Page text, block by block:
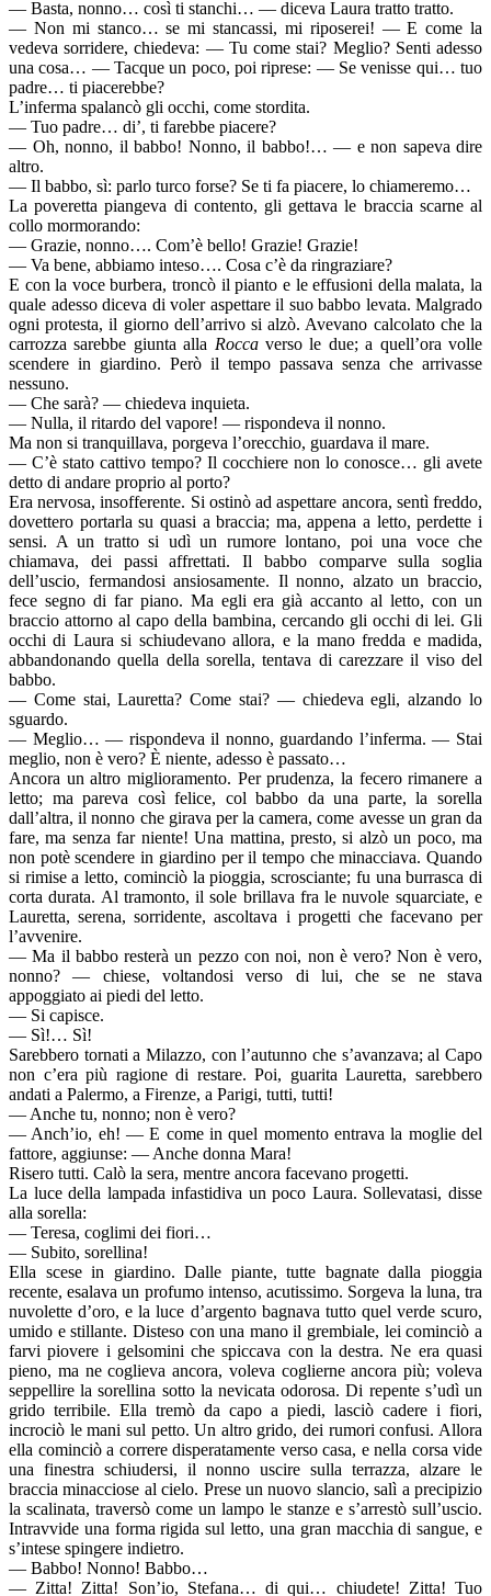
— Basta, nonno… così ti stanchi… — diceva Laura tratto tratto.
— Non mi stanco… se mi stancassi, mi riposerei! — E come la
vedeva sorridere, chiedeva: — Tu come stai? Meglio? Senti adesso
una cosa… — Tacque un poco, poi riprese: — Se venisse qui… tuo
padre… ti piacerebbe?
L’inferma spalancò gli occhi, come stordita.
— Tuo padre… di’, ti farebbe piacere?
— Oh, nonno, il babbo! Nonno, il babbo!… — e non sapeva dire
altro.
— Il babbo, sì: parlo turco forse? Se ti fa piacere, lo chiameremo…
La poveretta piangeva di contento, gli gettava le braccia scarne al
collo mormorando:
— Grazie, nonno…. Com’è bello! Grazie! Grazie!
— Va bene, abbiamo inteso…. Cosa c’è da ringraziare?
E con la voce burbera, troncò il pianto e le effusioni della malata, la
quale adesso diceva di voler aspettare il suo babbo levata. Malgrado
ogni protesta, il giorno dell’arrivo si alzò. Avevano calcolato che la
carrozza sarebbe giunta alla Roccaverso le due; a quell’ora volle
scendere in giardino. Però il tempo passava senza che arrivasse
nessuno.
— Che sarà? — chiedeva inquieta.
— Nulla, il ritardo del vapore! — rispondeva il nonno.
Ma non si tranquillava, porgeva l’orecchio, guardava il mare.
— C’è stato cattivo tempo? Il cocchiere non lo conosce… gli avete
detto di andare proprio al porto?
Era nervosa, insofferente. Si ostinò ad aspettare ancora, sentì freddo,
dovettero portarla su quasi a braccia; ma, appena a letto, perdette i
sensi. A un tratto si udì un rumore lontano, poi una voce che
chiamava, dei passi affrettati. Il babbo comparve sulla soglia
dell’uscio, fermandosi ansiosamente. Il nonno, alzato un braccio,
fece segno di far piano. Ma egli era già accanto al letto, con un
braccio attorno al capo della bambina, cercando gli occhi di lei. Gli
occhi di Laura si schiudevano allora, e la mano fredda e madida,
abbandonando quella della sorella, tentava di carezzare il viso del
babbo.
— Come stai, Lauretta? Come stai? — chiedeva egli, alzando lo
sguardo.
— Meglio… — rispondeva il nonno, guardando l’inferma. — Stai
meglio, non è vero? È niente, adesso è passato…
Ancora un altro miglioramento. Per prudenza, la fecero rimanere a
letto; ma pareva così felice, col babbo da una parte, la sorella
dall’altra, il nonno che girava per la camera, come avesse un gran da
fare, ma senza far niente! Una mattina, presto, si alzò un poco, ma
non potè scendere in giardino per il tempo che minacciava. Quando
si rimise a letto, cominciò la pioggia, scrosciante; fu una burrasca di
corta durata. Al tramonto, il sole brillava fra le nuvole squarciate, e
Lauretta, serena, sorridente, ascoltava i progetti che facevano per
l’avvenire.
— Ma il babbo resterà un pezzo con noi, non è vero? Non è vero,
nonno? — chiese, voltandosi verso di lui, che se ne stava
appoggiato ai piedi del letto.
— Si capisce.
— Sì!… Sì!
Sarebbero tornati a Milazzo, con l’autunno che s’avanzava; al Capo
non c’era più ragione di restare. Poi, guarita Lauretta, sarebbero
andati a Palermo, a Firenze, a Parigi, tutti, tutti!
— Anche tu, nonno; non è vero?
— Anch’io, eh! — E come in quel momento entrava la moglie del
fattore, aggiunse: — Anche donna Mara!
Risero tutti. Calò la sera, mentre ancora facevano progetti.
La luce della lampada infastidiva un poco Laura. Sollevatasi, disse
alla sorella:
— Teresa, coglimi dei fiori…
— Subito, sorellina!
Ella scese in giardino. Dalle piante, tutte bagnate dalla pioggia
recente, esalava un profumo intenso, acutissimo. Sorgeva la luna, tra
nuvolette d’oro, e la luce d’argento bagnava tutto quel verde scuro,
umido e stillante. Disteso con una mano il grembiale, lei cominciò a
farvi piovere i gelsomini che spiccava con la destra. Ne era quasi
pieno, ma ne coglieva ancora, voleva coglierne ancora più; voleva
seppellire la sorellina sotto la nevicata odorosa. Di repente s’udì un
grido terribile. Ella tremò da capo a piedi, lasciò cadere i fiori,
incrociò le mani sul petto. Un altro grido, dei rumori confusi. Allora
ella cominciò a correre disperatamente verso casa, e nella corsa vide
una finestra schiudersi, il nonno uscire sulla terrazza, alzare le
braccia minacciose al cielo. Prese un nuovo slancio, salì a precipizio
la scalinata, traversò come un lampo le stanze e s’arrestò sull’uscio.
Intravvide una forma rigida sul letto, una gran macchia di sangue, e
s’intese spingere indietro.
— Babbo! Nonno! Babbo…
— Zitta! Zitta! Son’io, Stefana… di qui… chiudete! Zitta! Tuo